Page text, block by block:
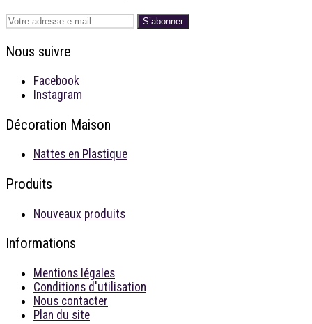
S’abonner
Nous suivre
Facebook
Instagram
Décoration Maison
Nattes en Plastique
Produits
Nouveaux produits
Informations
Mentions légales
Conditions d'utilisation
Nous contacter
Plan du site